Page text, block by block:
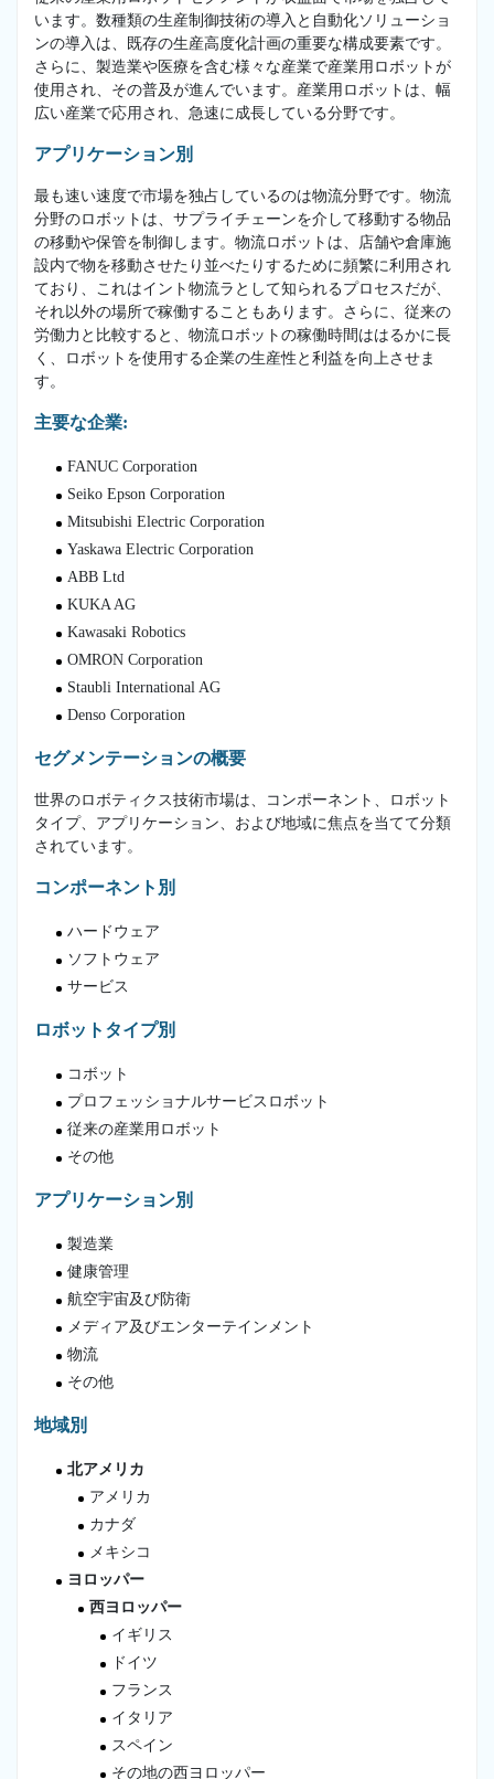
います。数種類の生産制御技術の導入と自動化ソリューショ
ンの導入は、既存の生産高度化計画の重要な構成要素です。
さらに、製造業や医療を含む様々な産業で産業用ロボットが
使用され、その普及が進んでいます。産業用ロボットは、幅
広い産業で応用され、急速に成長している分野です。
アプリケーション別
最も速い速度で市場を独占しているのは物流分野です。物流
分野のロボットは、サプライチェーンを介して移動する物品
の移動や保管を制御します。物流ロボットは、店舗や倉庫施
設内で物を移動させたり並べたりするために頻繁に利用され
ており、これはイント物流ラとして知られるプロセスだが、
それ以外の場所で稼働することもあります。さらに、従来の
労働力と比較すると、物流ロボットの稼働時間ははるかに長
く、ロボットを使用する企業の生産性と利益を向上させま
す。
主要な企業:
FANUC Corporation
Seiko Epson Corporation
Mitsubishi Electric Corporation
Yaskawa Electric Corporation
ABB Ltd
KUKA AG
Kawasaki Robotics
OMRON Corporation
Staubli International AG
Denso Corporation
セグメンテーションの概要
世界のロボティクス技術市場は、コンポーネント、ロボット
タイプ、アプリケーション、および地域に焦点を当てて分類
されています。
コンポーネント別
ハードウェア
ソフトウェア
サービス
ロボットタイプ別
コボット
プロフェッショナルサービスロボット
従来の産業用ロボット
その他
アプリケーション別
製造業
健康管理
航空宇宙及び防衛
メディア及びエンターテインメント
物流
その他
地域別
北アメリカ
アメリカ
カナダ
メキシコ
ヨロッパー
西ヨロッパー
イギリス
ドイツ
フランス
イタリア
スペイン
その地の西ヨロッパー